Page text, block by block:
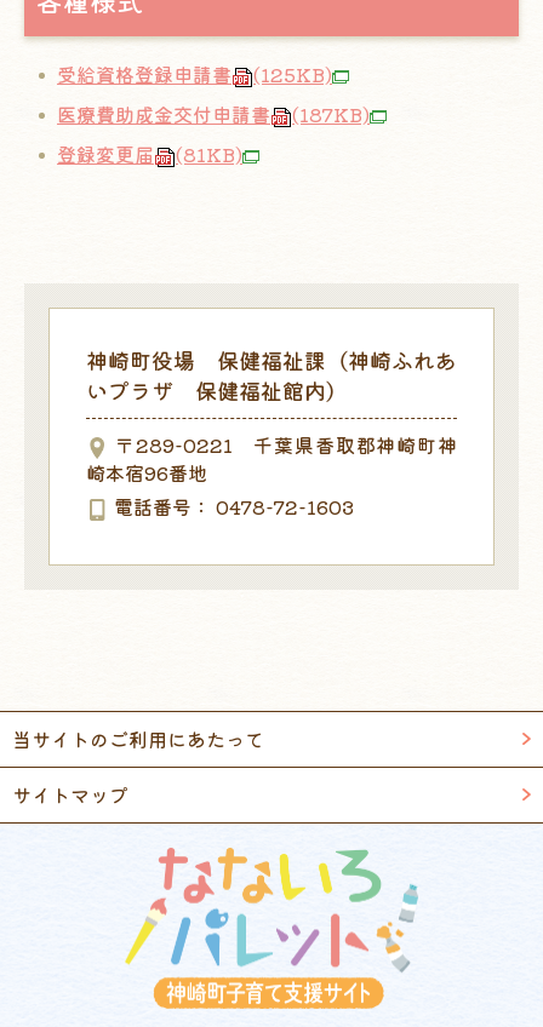
受給資格登録申請書
(125KB)
医療費助成金交付申請書
(187KB)
登録変更届
(81KB)
神崎町役場 保健福祉課（神崎ふれあ
いプラザ 保健福祉館内）
〒289-0221 千葉県香取郡神崎町神
崎本宿96番地
電話番号
0478-72-1603
当サイトのご利用にあたって
サイトマップ